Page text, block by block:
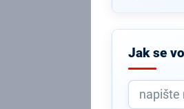
Jak se